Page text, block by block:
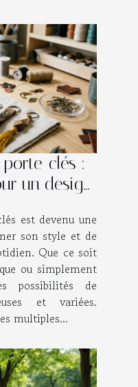
clés :
un design
est devenu une
son style et de
Que ce soit
ou simplement
possibilités de
et variées.
multiples...